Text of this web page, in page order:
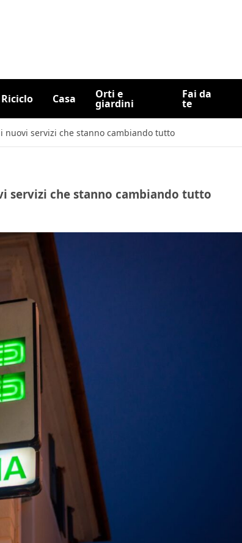
Riciclo Casa Orti e
giardini
Fai da
te
nuovi servizi che stanno cambiando tutto
servizi che stanno cambiando tutto